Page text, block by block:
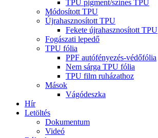
TPU pigment/színes TPU
Módosított TPU
Újrahasznosított TPU
Fekete újrahasznosított TPU
Fogászati ​​lepedő
TPU fólia
PPF autófényezés-védőfólia
Nem sárga TPU fólia
TPU film ruházathoz
Mások
Vágódeszka
Hír
Letöltés
Dokumentum
Videó